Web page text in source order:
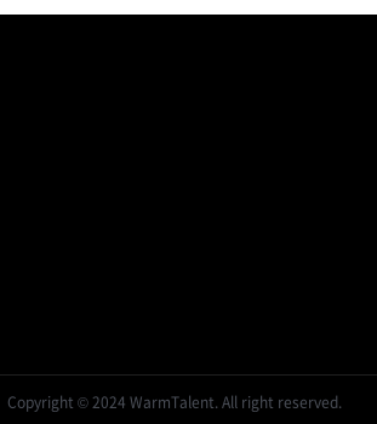
Copyright © 2024 WarmTalent. All right reserved.